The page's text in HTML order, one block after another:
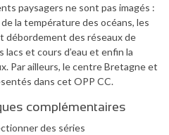
paysagers ne sont pas imagés :
la température des océans, les
débordement des réseaux de
lacs et cours d’eau et enfin la
Par ailleurs, le centre Bretagne et
dans cet OPP CC.
complémentaires
des séries